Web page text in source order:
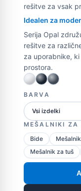
rešitve za vsak
Idealen za
Serija Opal
rešitve za
za uporabnike,
prostora.
BARVA
MEŠALNIKI ZA
Bide
Mešalnik za tuš